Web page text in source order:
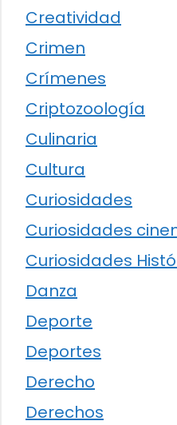
Creatividad
Crimen
Crímenes
Criptozoología
Culinaria
Cultura
Curiosidades
Curiosidades
Curiosidades
Danza
Deporte
Deportes
Derecho
Derechos